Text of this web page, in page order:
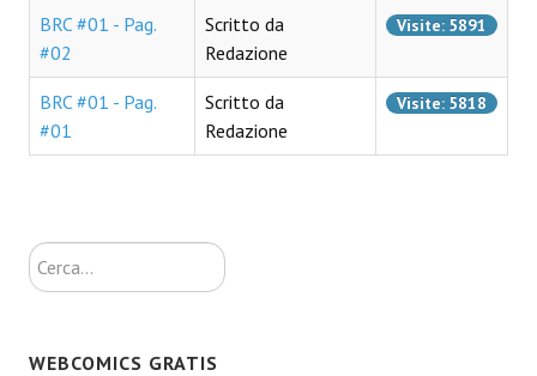
MetroCult
Narrativa
FantaFiction
E-BOOK & WEBCOMICS
IrregularVerso
BRC #01 - Pag.
#02
Scritto da
Redazione
Visite: 5891
BRC #01 - Pag.
#01
Scritto da
Redazione
Visite: 5818
Cerca...
WEBCOMICS GRATIS